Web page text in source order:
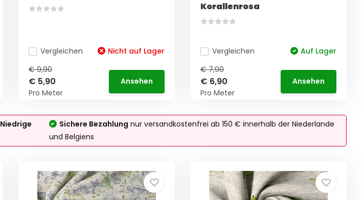
Vergleichen
Nicht auf Lager
€ 9,90
€ 5,90
Pro Meter
Ansehen
Korallenrosa
Vergleichen
Auf Lager
€ 7,90
€ 6,90
Pro Meter
Ansehen
Niedrige
Sichere Bezahlung nur versandkostenfrei ab 150 € innerhalb der Niederlande
und Belgiens